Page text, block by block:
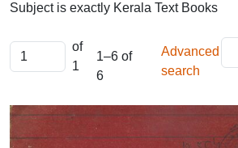
Subject is exactly Kerala Text Books
of
1
1–6 of
6
Advanced
search